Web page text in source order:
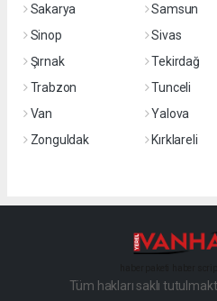
Sakarya
Samsun
Sinop
Sivas
Şırnak
Tekirdağ
Trabzon
Tunceli
Van
Yalova
Zonguldak
Kırklareli
Tüm hakları saklı